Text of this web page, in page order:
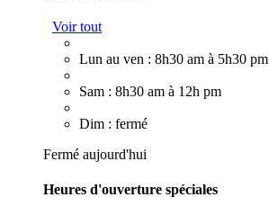
Voir tout
Lun au ven : 8h30 am à 5h30 pm
Sam : 8h30 am à 12h pm
Dim : fermé
Fermé aujourd'hui
Heures d'ouverture spéciales